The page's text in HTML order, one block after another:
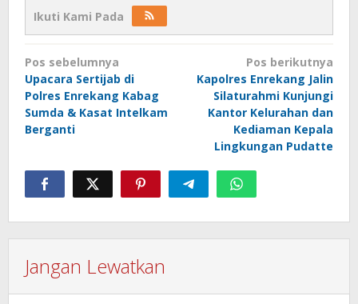
Ikuti Kami Pada
Navigasi
pos
Pos sebelumnya
Upacara Sertijab di
Polres Enrekang Kabag
Sumda & Kasat Intelkam
Berganti
Pos berikutnya
Kapolres Enrekang Jalin
Silaturahmi Kunjungi
Kantor Kelurahan dan
Kediaman Kepala
Lingkungan Pudatte
Jangan Lewatkan